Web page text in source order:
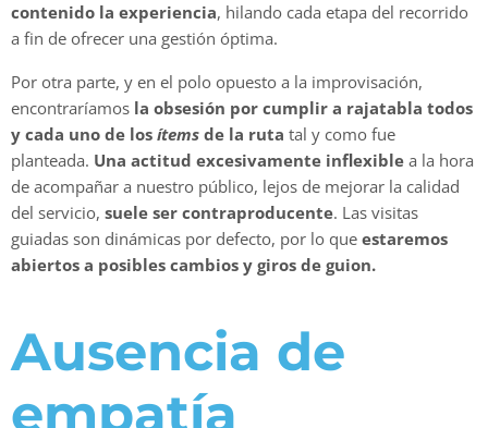
contenido la experiencia, hilando cada etapa del recorrido
a fin de ofrecer una gestión óptima.
Por otra parte, y en el polo opuesto a la improvisación,
encontraríamos la obsesión por cumplir a rajatabla todos
y cada uno de los ítems de la ruta tal y como fue
planteada. Una actitud excesivamente inflexible a la hora
de acompañar a nuestro público, lejos de mejorar la calidad
del servicio, suele ser contraproducente. Las visitas
guiadas son dinámicas por defecto, por lo que estaremos
abiertos a posibles cambios y giros de guion.
Ausencia de
empatía